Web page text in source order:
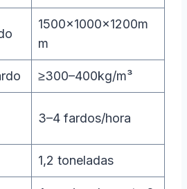
1500×1000×1200m
m
≥300–400kg/m³
3–4 fardos/hora
1,2 toneladas